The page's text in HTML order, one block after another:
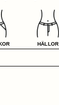
HÄLLOR